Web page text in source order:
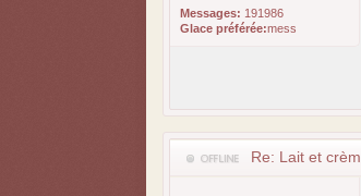
Messages: 191986
Glace préférée:mess
Re: Lait et